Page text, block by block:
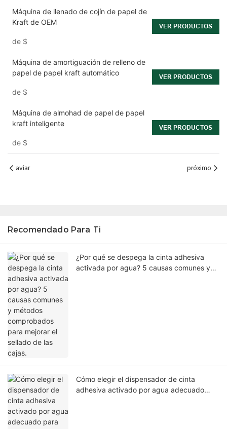
Máquina de llenado de cojín de papel de
Kraft de OEM
de $
VER PRODUCTOS
Máquina de amortiguación de relleno de
papel de papel kraft automático
de $
VER PRODUCTOS
Máquina de almohad de papel de papel
kraft inteligente
de $
VER PRODUCTOS
aviar próximo
Recomendado Para Ti
¿Por qué se despega la cinta adhesiva
activada por agua? 5 causas comunes y
Cómo elegir el dispensador de cinta
adhesiva activado por agua adecuado